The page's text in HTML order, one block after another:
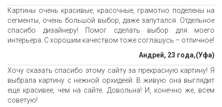
Картины очень красивые, красочные, грамотно поделены на
сегменты, очень большой выбор, даже запутался. Отдельное
спасибо дизайнеру! Помог сделать выбор для моего
интерьера. С хорошим качеством тоже соглашусь – отличное!
Андрей, 23 года,(Уфа)
Хочу сказать спасибо этому сайту за прекрасную картину! Я
выбрала картину с нежной орхидеей. В живую она выглядит
еще красивее, чем на сайте. Довольна! И, конечно же, всем
советую!